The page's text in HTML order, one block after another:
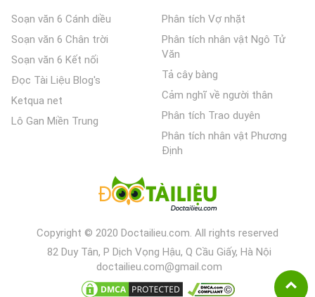
Soạn văn 6 Cánh diều
Soạn văn 6 Chân trời
Soạn văn 6 Kết nối
Đọc Tài Liệu Blog's
Ketqua net
Lô Gan Miền Trung
Phân tích Vợ nhặt
Phân tích nhân vật Ngô Tử
Văn
Tả cây bàng
Cảm nghĩ về người thân
Phân tích Trao duyên
Phân tích nhân vật Phương
Định
Copyright © 2020 Doctailieu.com. All rights reserved
82 Duy Tân, P Dịch Vọng Hậu, Q Cầu Giấy, Hà Nội
doctailieu.com@gmail.com